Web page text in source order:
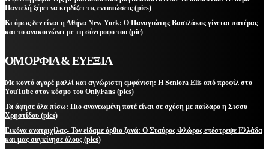
Παντελή ξέρει να κερδίζει τις εντυπώσεις (pics)
Κι όμως δεν είναι η Αθήνα New York: Ο Παναγιώτης Βασιλάκος γίνεται πατέρας
και το ανακοινώνει με τη σύντροφο του (pic)
ΟΜΟΡΦΙΑ & ΕΥΕΞΙΑ
Με κοντό αγορέ μαλλί και αγνώριστη εμφάνιση: Η Seniora Elis από προφίλ στο
YouTube στον κόσμο του OnlyFans (pics)
Τα άφησε όλα πίσω: Πιο ανανεωμένη ποτέ είναι σε σχέση με παίδαρο η Σισσυ
Χρηστίδου (pics)
Εικόνα ανατριχίλας- Τον είδαμε όρθιο ξανά: Ο Σταύρος Φλώρος επέστρεψε Ελλάδα
και μας συγκίνησε όλους (pics)